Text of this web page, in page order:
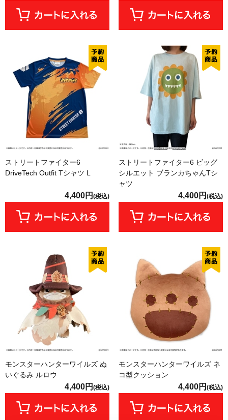
ストリートファイター6
DriveTech Outfit Tシャツ L
4,400円 (税込)
ストリートファイター6 ビッグ
シルエット ブランカちゃんTシ
ャツ
4,400円 (税込)
モンスターハンターワイルズ ぬ
いぐるみ ルロウ
4,400円 (税込)
モンスターハンターワイルズ ネ
コ型クッション
4,400円 (税込)